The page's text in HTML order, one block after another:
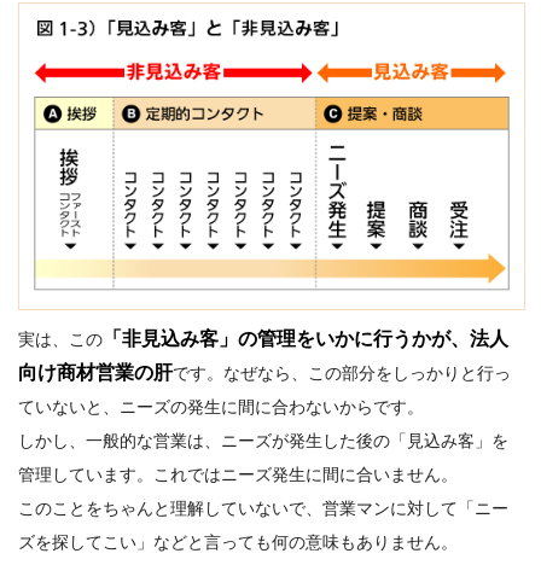
実は、この 「非見込み客」の管理をいかに行うかが、法人
向け商材営業の肝です。なぜなら、この部分をしっかりと行っ
ていないと、ニーズの発生に間に合わないからです。
しかし、一般的な営業は、ニーズが発生した後の「見込み客」を
管理しています。これではニーズ発生に間に合いません。
このことをちゃんと理解していないで、営業マンに対して「ニー
ズを探してこい」などと言っても何の意味もありません。